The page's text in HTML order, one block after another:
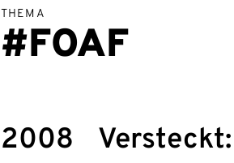
THEMA
#FOAF
2008